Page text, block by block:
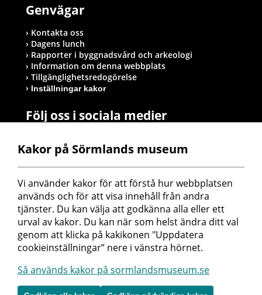
Genvägar
Kontakta oss
Dagens lunch
Rapporter i byggnadsvård och arkeologi
Information om denna webbplats
Tillgänglighetsredogörelse
Inställningar kakor
Följ oss i sociala medier
Postadress
Sörmlands museum
Box 314
611 26 Nyköping
Kakor på Sörmlands museum
Vi använder kakor för att förstå hur webbplatsen
används och för att visa innehåll från andra
tjänster. Du kan välja att godkänna alla eller ett
urval av kakor. Du kan när som helst ändra ditt val
genom att klicka på kakikonen "Uppdatera
cookieinställningar” nere i vänstra hörnet.
Så används kakor på sormlandsmuseum.se